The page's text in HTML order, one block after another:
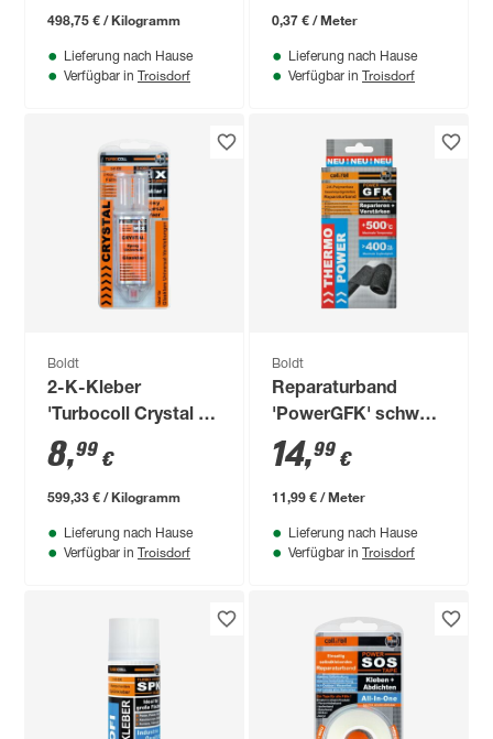
498,75 € / Kilogramm
Lieferung nach Hause
Verfügbar in Troisdorf
0,37 € / Meter
Lieferung nach Hause
Verfügbar in Troisdorf
Boldt
2-K-Kleber
'Turbocoll Crystal 5
Min TurboMIX' 15 g
8,99 €
599,33 € / Kilogramm
Lieferung nach Hause
Verfügbar in Troisdorf
Boldt
Reparaturband
'PowerGFK' schwarz
witterungsbeständig
1,25 m
14,99 €
11,99 € / Meter
Lieferung nach Hause
Verfügbar in Troisdorf